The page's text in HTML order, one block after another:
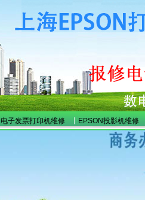
电子发票打印机维修 EPSON投影机维修